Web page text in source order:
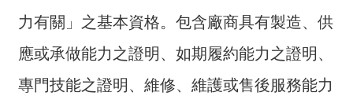
站
覽
力有關」之基本資格。包含廠商具有製造、供
應或承做能力之證明、如期履約能力之證明、
專門技能之證明、維修、維護或售後服務能力